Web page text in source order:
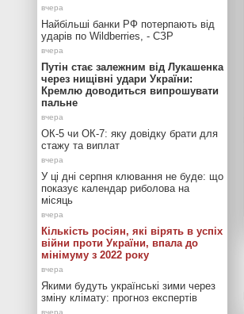
Найбільші банки РФ потерпають від
ударів по Wildberries, - СЗР
Путін стає залежним від Лукашенка
через нищівні удари України:
Кремлю доводиться випрошувати
пальне
ОК-5 чи ОК-7: яку довідку брати для
стажу та виплат
У ці дні серпня клювання не буде: що
показує календар риболова на
місяць
Кількість росіян, які вірять в успіх
війни проти України, впала до
мінімуму з 2022 року
Якими будуть українські зими через
зміну клімату: прогноз експертів